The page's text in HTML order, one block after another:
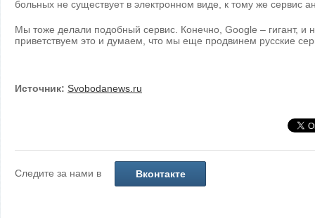
больных не существует в электронном виде, к тому же сервис
Мы тоже делали подобный сервис. Конечно, Google – гигант,
приветствуем это и думаем, что мы еще продвинем русские
Источник: Svobodanews.ru
Следите за нами в Вконтакте